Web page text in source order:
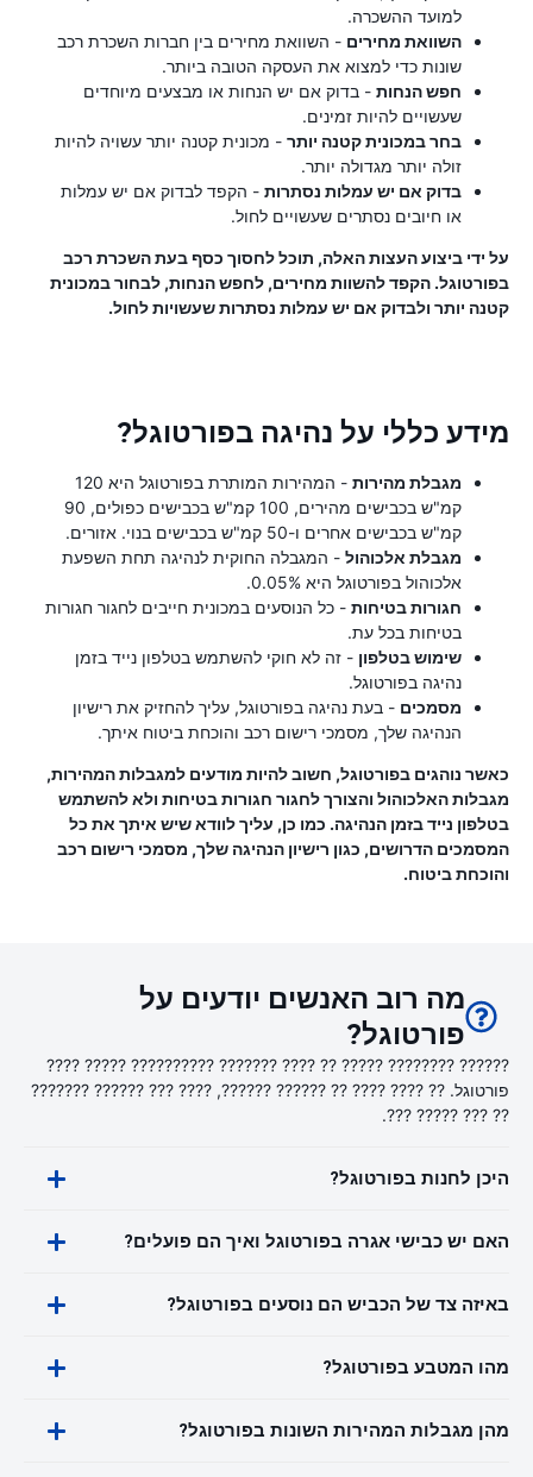
למועד ההשכרה.
השוואת מחירים - השוואת מחירים בין חברות השכרת רכב
שונות כדי למצוא את העסקה הטובה ביותר.
חפש הנחות - בדוק אם יש הנחות או מבצעים מיוחדים
שעשויים להיות זמינים.
בחר במכונית קטנה יותר - מכונית קטנה יותר עשויה להיות
זולה יותר מגדולה יותר.
בדוק אם יש עמלות נסתרות - הקפד לבדוק אם יש עמלות
או חיובים נסתרים שעשויים לחול.
על ידי ביצוע העצות האלה, תוכל לחסוך כסף בעת השכרת רכב
בפורטוגל. הקפד להשוות מחירים, לחפש הנחות, לבחור במכונית
קטנה יותר ולבדוק אם יש עמלות נסתרות שעשויות לחול.
מידע כללי על נהיגה בפורטוגל?
מגבלת מהירות
- המהירות המותרת בפורטוגל היא 120
קמ"ש בכבישים מהירים, 100 קמ"ש בכבישים כפולים, 90
קמ"ש בכבישים אחרים ו-50 קמ"ש בכבישים בנוי. אזורים.
מגבלת אלכוהול - המגבלה החוקית לנהיגה תחת השפעת
אלכוהול בפורטוגל היא 0.05%.
חגורות בטיחות - כל הנוסעים במכונית חייבים לחגור חגורות
בטיחות בכל עת.
שימוש בטלפון - זה לא חוקי להשתמש בטלפון נייד בזמן
נהיגה בפורטוגל.
מסמכים - בעת נהיגה בפורטוגל, עליך להחזיק את רישיון
הנהיגה שלך, מסמכי רישום רכב והוכחת ביטוח איתך.
כאשר נוהגים בפורטוגל, חשוב להיות מודעים למגבלות המהירות,
מגבלות האלכוהול והצורך לחגור חגורות בטיחות ולא להשתמש
בטלפון נייד בזמן הנהיגה. כמו כן, עליך לוודא שיש איתך את כל
המסמכים הדרושים, כגון רישיון הנהיגה שלך, מסמכי רישום רכב
והוכחת ביטוח.
מה רוב האנשים יודעים על
פורטוגל?
?????? ???????? ????? ?? ???? ??????? ?????????? ????? ????
פורטוגל. ?? ???? ???? ?? ?????? ??????, ???? ??? ?????? ???????
?? ??? ????? ???.
היכן לחנות בפורטוגל?
האם יש כבישי אגרה בפורטוגל ואיך הם פועלים?
באיזה צד של הכביש הם נוסעים בפורטוגל?
מהו המטבע בפורטוגל?
מהן מגבלות המהירות השונות בפורטוגל?